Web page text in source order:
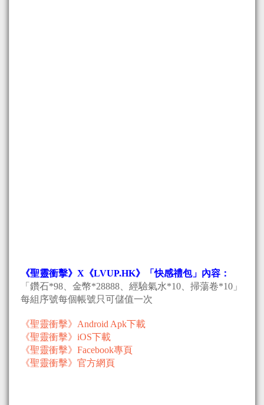
《聖靈衝擊》X《LVUP.HK》「快感禮包」內容：
「鑽石*98、金幣*28888、經驗氣水*10、掃蕩卷*10」
每組序號每個帳號只可儲值一次
《聖靈衝擊》Android Apk下載
《聖靈衝擊》iOS下載
《聖靈衝擊》Facebook專頁
《聖靈衝擊》官方網頁